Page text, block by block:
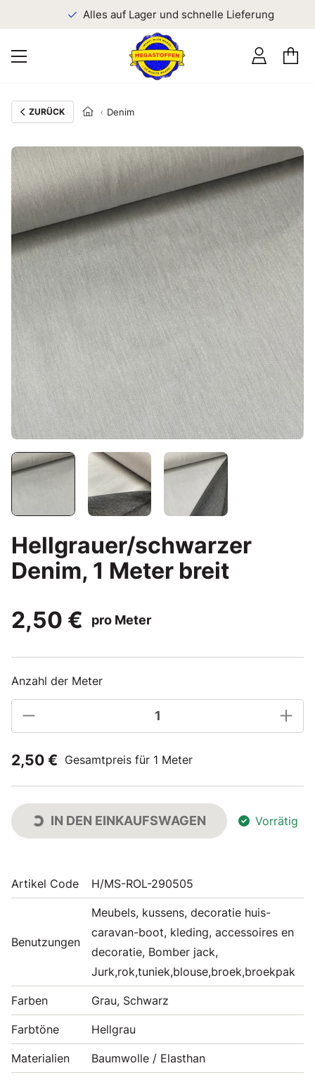
Alles auf Lager und schnelle Lieferung
ZURÜCK Denim
Hellgrauer/schwarzer
Denim, 1 Meter breit
2,50 €
pro Meter
Anzahl der Meter
2,50 € Gesamtpreis für 1 Meter
IN DEN EINKAUFSWAGEN Vorrätig
Artikel Code H/MS-ROL-290505
Benutzungen
Meubels, kussens, decoratie huis-
caravan-boot, kleding, accessoires en
decoratie, Bomber jack,
Jurk,rok,tuniek,blouse,broek,broekpak
Farben Grau, Schwarz
Farbtöne Hellgrau
Materialien Baumwolle / Elasthan